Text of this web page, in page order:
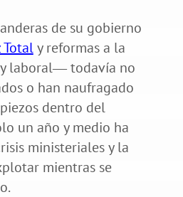
de su gobierno
Totaly reformas a la
laboral― todavía no
o han naufragado
dentro del
un año y medio ha
ministeriales y la
mientras se